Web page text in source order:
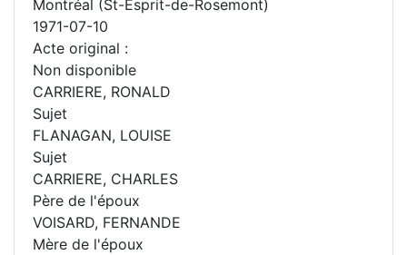
Montréal (St-Esprit-de-Rosemont)
1971-07-10
Acte original :
Non disponible
CARRIERE, RONALD
Sujet
FLANAGAN, LOUISE
Sujet
CARRIERE, CHARLES
Père de l'époux
VOISARD, FERNANDE
Mère de l'époux